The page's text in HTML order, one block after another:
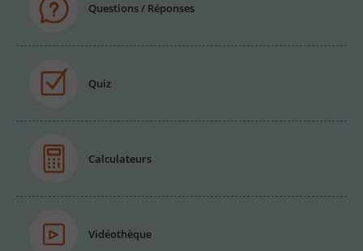
Questions / Réponses
Quiz
Calculateurs
Vidéothèque